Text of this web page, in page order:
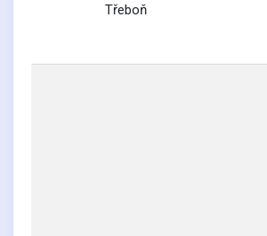
Třeboň